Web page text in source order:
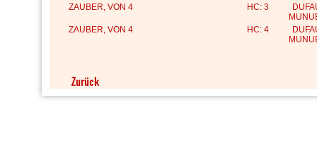
ZAUBER, VON 4
HC: 3
ZAUBER, VON 4
HC: 4